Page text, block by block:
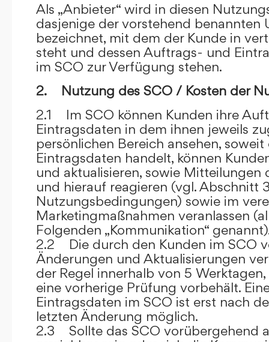
Als „Anbieter“ wird in diesen
dasjenige der vorstehend benannten
bezeichnet, mit dem der Kunde in
steht und dessen Auftrags- und
im SCO zur Verfügung stehen.
2. Nutzung des SCO / Kosten der
2.1 Im SCO können Kunden ihre
Eintragsdaten in dem ihnen jeweils
persönlichen Bereich ansehen,
Eintragsdaten handelt, können
und aktualisieren, sowie Mitteilungen
und hierauf reagieren (vgl. Abschnitt
Nutzungsbedingungen) sowie im
Marketingmaßnahmen veranlassen
Folgenden „Kommunikation“
2.2 Die durch den Kunden im SCO
Änderungen und Aktualisierungen
der Regel innerhalb von 5
eine vorherige Prüfung vorbehält.
Eintragsdaten im SCO ist erst nach
letzten Änderung möglich.
2.3 Sollte das SCO vorübergehend